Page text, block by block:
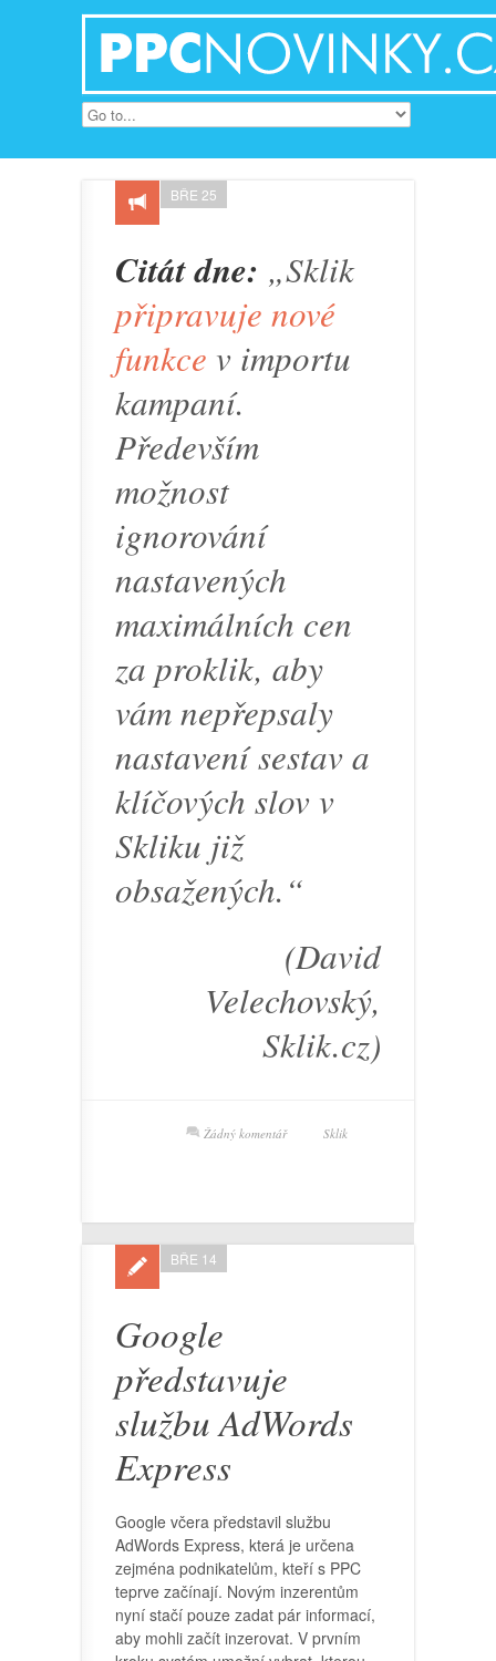
BŘE 25
Citát dne: „Sklik
připravuje nové
funkce v importu
kampaní.
Především
možnost
ignorování
nastavených
maximálních cen
za proklik, aby
vám nepřepsaly
nastavení sestav a
klíčových slov v
Skliku již
obsažených.“
(David
Velechovský,
Sklik.cz)
Žádný komentář Sklik
Google
představuje
službu AdWords
Express
BŘE 14
Google včera představil službu
AdWords Express, která je určena
zejména podnikatelům, kteří s PPC
teprve začínají. Novým inzerentům
nyní stačí pouze zadat pár informací,
aby mohli začít inzerovat. V prvním